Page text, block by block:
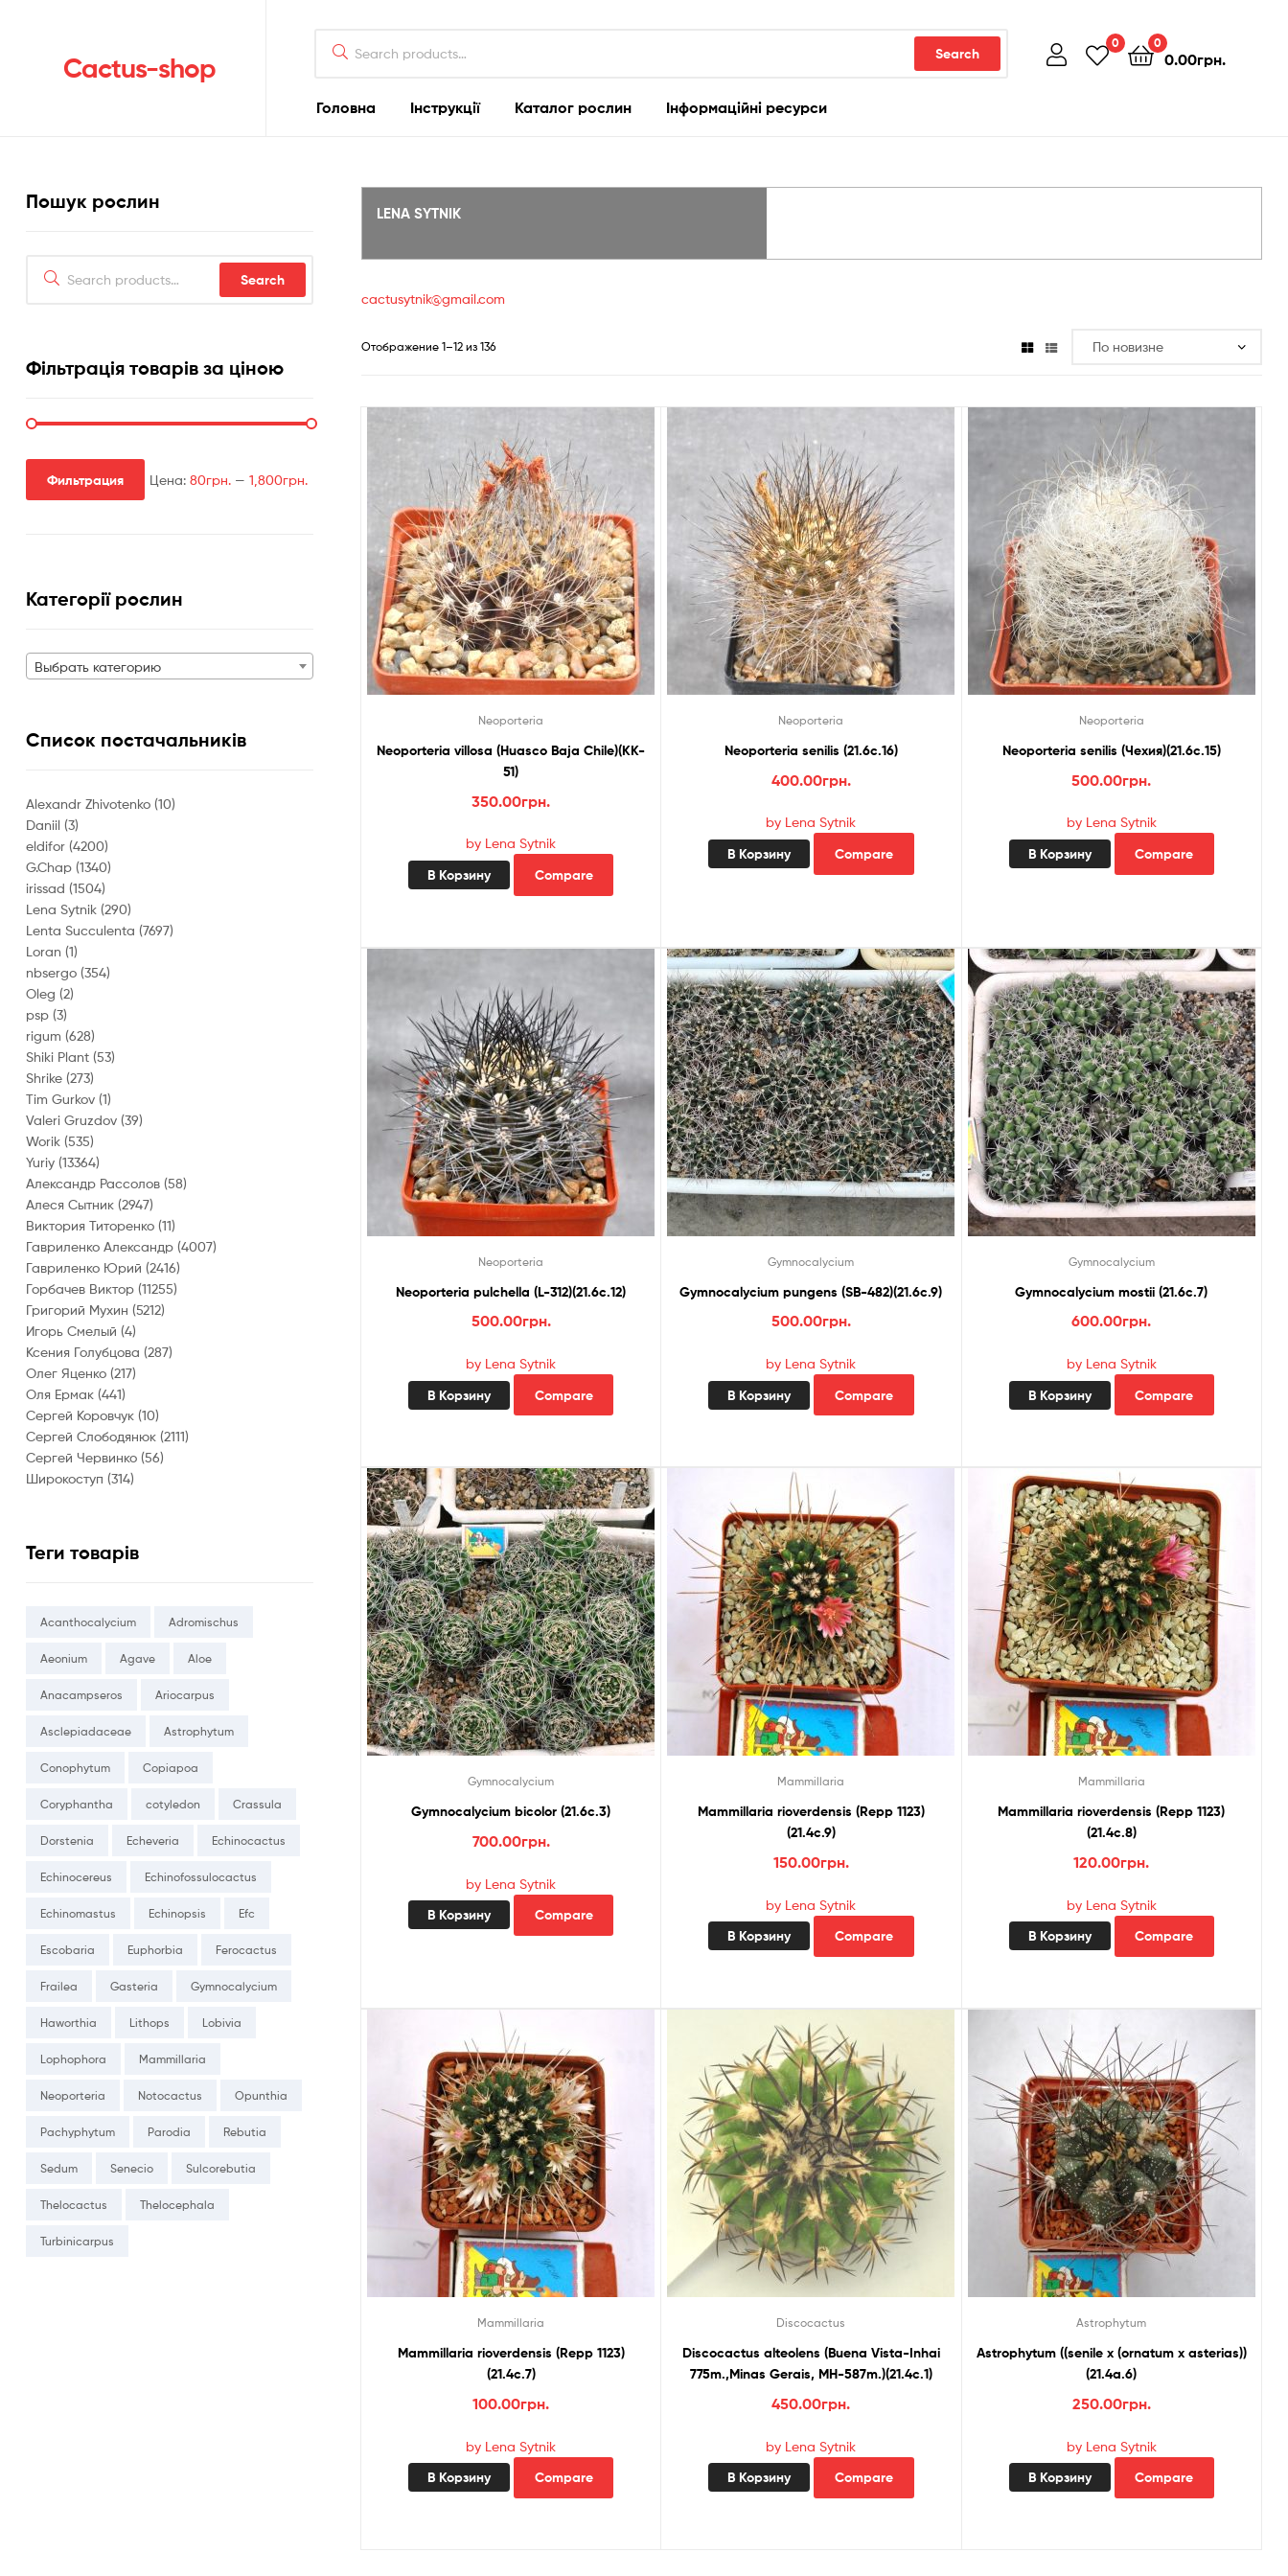
Cactus-shop
for:
Search
0 0
0.00грн.
Головна Інструкції Каталог рослин Інформаційні ресурси
LENA SYTNIK
cactusytnik@gmail.com
Отображение 1–12 из 136Сортировка:
Neoporteria
Neoporteria villosa (Huasco Baja Chile)(KK-
51)
350.00грн.
by Lena Sytnik
В Корзину Compare
Neoporteria
Neoporteria senilis (21.6с.16)
400.00грн.
by Lena Sytnik
В Корзину Compare
Neoporteria
Neoporteria senilis (Чехия)(21.6с.15)
500.00грн.
by Lena Sytnik
В Корзину Compare
Neoporteria
Neoporteria pulchella (L-312)(21.6с.12)
500.00грн.
by Lena Sytnik
В Корзину Compare
Gymnocalycium
Gymnocalycium pungens (SB-482)(21.6с.9)
500.00грн.
by Lena Sytnik
В Корзину Compare
Gymnocalycium
Gymnocalycium mostii (21.6с.7)
600.00грн.
by Lena Sytnik
В Корзину Compare
Gymnocalycium
Gymnocalycium bicolor (21.6с.3)
700.00грн.
by Lena Sytnik
В Корзину Compare
Mammillaria
Mammillaria rioverdensis (Repp 1123)
(21.4с.9)
150.00грн.
by Lena Sytnik
В Корзину Compare
Mammillaria
Mammillaria rioverdensis (Repp 1123)
(21.4с.8)
120.00грн.
by Lena Sytnik
В Корзину Compare
Mammillaria
Mammillaria rioverdensis (Repp 1123)
(21.4с.7)
100.00грн.
by Lena Sytnik
В Корзину Compare
Discocactus
Discocactus alteolens (Buena Vista-Inhai
775m.,Minas Gerais, MH-587m.)(21.4с.1)
450.00грн.
by Lena Sytnik
В Корзину Compare
Astrophytum
Astrophytum ((senile x (ornatum x asterias))
(21.4а.6)
250.00грн.
by Lena Sytnik
В Корзину Compare
Пошук рослин
for:
Search
Фільтрація товарів за ціною
Фильтрация Цена:80грн. —1,800грн.
Категорії рослин
Выбрать категорию
Список постачальників
Alexandr Zhivotenko (10)
Daniil (3)
eldifor (4200)
G.Chap (1340)
irissad (1504)
Lena Sytnik (290)
Lenta Succulenta (7697)
Loran (1)
nbsergo (354)
Oleg (2)
psp (3)
rigum (628)
Shiki Plant (53)
Shrike (273)
Tim Gurkov (1)
Valeri Gruzdov (39)
Worik (535)
Yuriy (13364)
Александр Рассолов (58)
Алеся Сытник (2947)
Виктория Титоренко (11)
Гавриленко Александр (4007)
Гавриленко Юрий (2416)
Горбачев Виктор (11255)
Григорий Мухин (5212)
Игорь Смелый (4)
Ксения Голубцова (287)
Олег Яценко (217)
Оля Ермак (441)
Сергей Коровчук (10)
Сергей Слободянюк (2111)
Сергей Червинко (56)
Широкоступ (314)
Теги товарів
Acanthocalycium Adromischus
Aeonium Agave Aloe
Anacampseros Ariocarpus
Asclepiadaceae Astrophytum
Conophytum Copiapoa
Coryphantha cotyledon Crassula
Dorstenia Echeveria Echinocactus
Echinocereus Echinofossulocactus
Echinomastus Echinopsis Efc
Escobaria Euphorbia Ferocactus
Frailea Gasteria Gymnocalycium
Haworthia Lithops Lobivia
Lophophora Mammillaria
Neoporteria Notocactus Opunthia
Pachyphytum Parodia Rebutia
Sedum Senecio Sulcorebutia
Thelocactus Thelocephala
Turbinicarpus